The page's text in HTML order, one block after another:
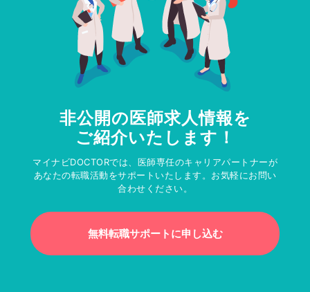
非公開の医師求人情報を
ご紹介いたします！
マイナビDOCTORでは、医師専任のキャリアパートナーが
あなたの転職活動をサポートいたします。お気軽にお問い
合わせください。
無料転職サポートに申し込む